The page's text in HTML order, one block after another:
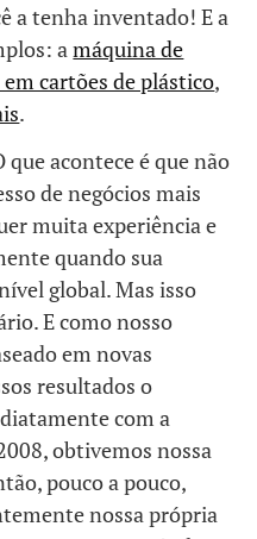
a tenha inventado! E a
amáquina de
cartões de plástico,
.
que acontece é que não
de negócios mais
muita experiência e
quando sua
global. Mas isso
E como nosso
em novas
resultados o
com a
obtivemos nossa
pouco a pouco,
nossa própria